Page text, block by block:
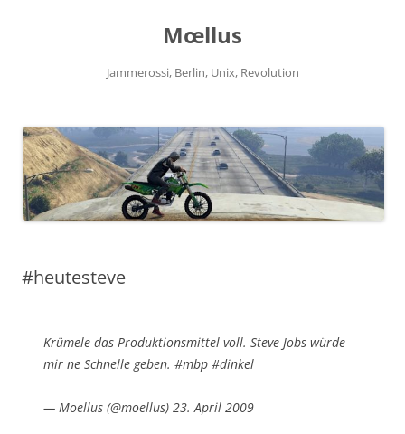
Mœllus
Jammerossi, Berlin, Unix, Revolution
#heutesteve
Krümele das Produktionsmittel voll. Steve Jobs würde
mir ne Schnelle geben. #mbp #dinkel
— Moellus (@moellus) 23. April 2009